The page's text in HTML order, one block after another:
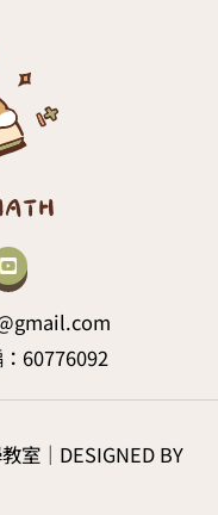
60776092
室｜DESIGNED BY